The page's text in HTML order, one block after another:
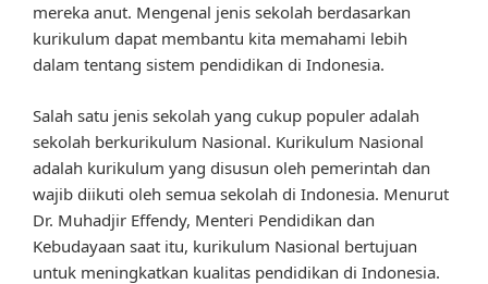
mereka anut. Mengenal jenis sekolah berdasarkan
kurikulum dapat membantu kita memahami lebih
dalam tentang sistem pendidikan di Indonesia.
Salah satu jenis sekolah yang cukup populer adalah
sekolah berkurikulum Nasional. Kurikulum Nasional
adalah kurikulum yang disusun oleh pemerintah dan
wajib diikuti oleh semua sekolah di Indonesia. Menurut
Dr. Muhadjir Effendy, Menteri Pendidikan dan
Kebudayaan saat itu, kurikulum Nasional bertujuan
untuk meningkatkan kualitas pendidikan di Indonesia.